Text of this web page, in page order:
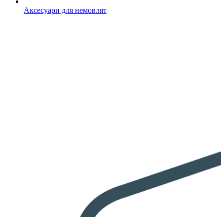
Аксесуари для немовлят